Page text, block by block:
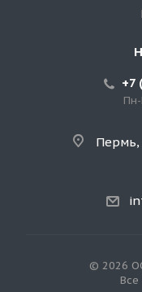
+7
Пермь,
© 2026